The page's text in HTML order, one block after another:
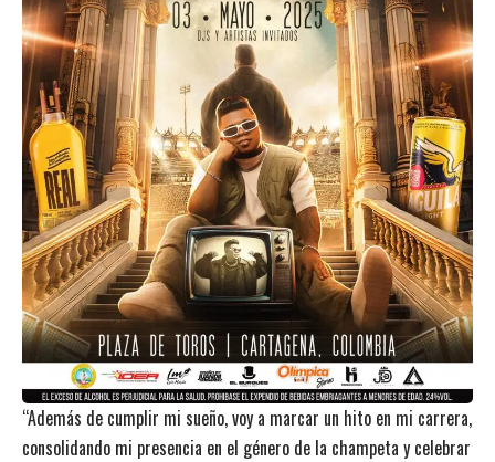
“Además de cumplir mi sueño, voy a marcar un hito en mi carrera,
consolidando mi presencia en el género de la champeta y celebrar